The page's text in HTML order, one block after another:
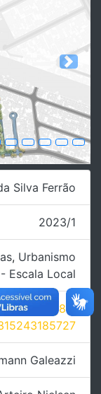
Next
Silva Ferrão
2023/1
, Urbanismo
- Escala Local
Galeazzi